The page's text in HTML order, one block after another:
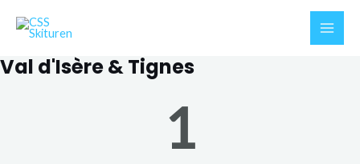
Main
Val d'Isère & Tignes
1